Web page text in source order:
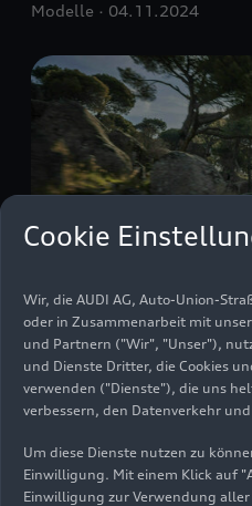
Modelle 04.11.2024
AudiRS Q8
Modelle 04.11.2024
Cookie
Wir, die AUDI AG, Auto-Union-
oder in Zusammenarbeit mit
und Partnern ("Wir", "Unser"),
und Dienste Dritter, die Cookies
verwenden ("Dienste"), die uns
verbessern, den Datenverkehr
Um diese Dienste nutzen zu
Einwilligung. Mit einem Klick auf
Einwilligung zur Verwendung aller